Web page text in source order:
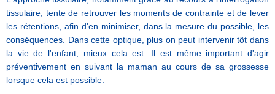
tissulaire, tente de retrouver les moments de contrainte et de lever
les rétentions, afin d'en minimiser, dans la mesure du possible, les
conséquences. Dans cette optique, plus on peut intervenir tôt dans
la vie de l'enfant, mieux cela est. Il est même important d'agir
préventivement en suivant la maman au cours de sa grossesse
lorsque cela est possible.